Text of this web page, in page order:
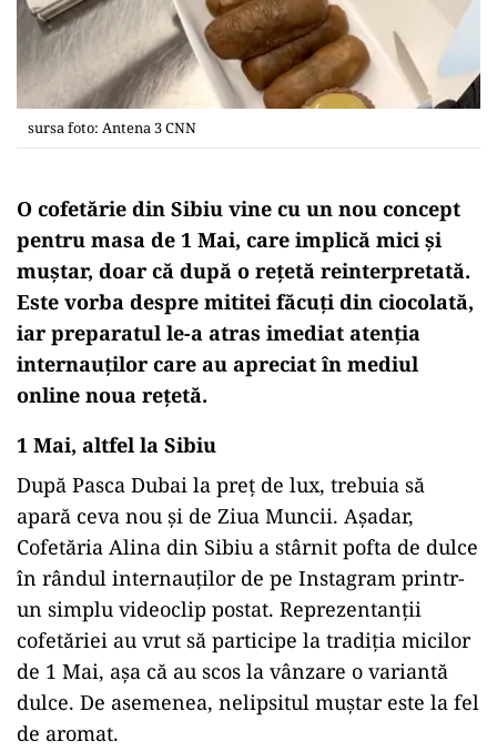
sursa foto: Antena 3 CNN
O cofetărie din Sibiu vine cu un nou concept
pentru masa de 1 Mai, care implică mici și
muștar, doar că după o rețetă reinterpretată.
Este vorba despre mititei făcuți din ciocolată,
iar preparatul le-a atras imediat atenția
internauților care au apreciat în mediul
online noua rețetă.
1 Mai, altfel la Sibiu
După Pasca Dubai la preț de lux, trebuia să
apară ceva nou și de Ziua Muncii. Așadar,
Cofetăria Alina din Sibiu a stârnit pofta de dulce
în rândul internauților de pe Instagram printr-
un simplu videoclip postat. Reprezentanții
cofetăriei au vrut să participe la tradiția micilor
de 1 Mai, așa că au scos la vânzare o variantă
dulce. De asemenea, nelipsitul muștar este la fel
de aromat.